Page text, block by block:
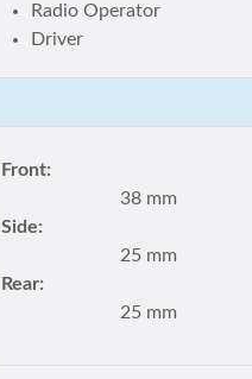
Radio Operator
Driver
Front:
38 mm
Side:
25 mm
Rear:
25 mm